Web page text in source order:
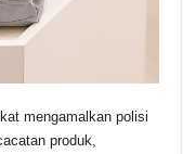
mengamalkan polisi
produk,